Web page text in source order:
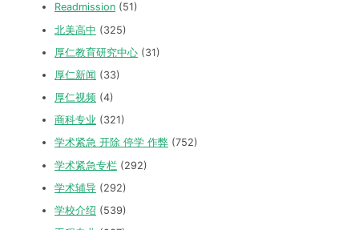
Readmission (51)
北美高中 (325)
厚仁教育研究中心 (31)
厚仁新闻 (33)
厚仁视频 (4)
商科专业 (321)
学术紧急 开除 停学 作弊 (752)
学术紧急专栏 (292)
学术辅导 (292)
学校介绍 (539)